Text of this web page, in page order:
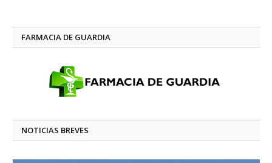
FARMACIA DE GUARDIA
NOTICIAS BREVES